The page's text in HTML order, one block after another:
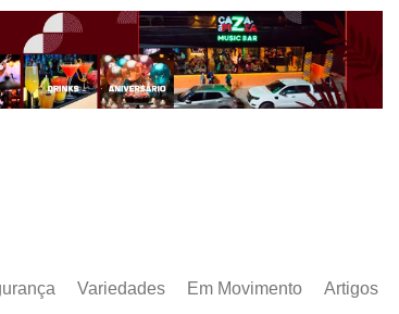
Variedades Em Movimento Artigos